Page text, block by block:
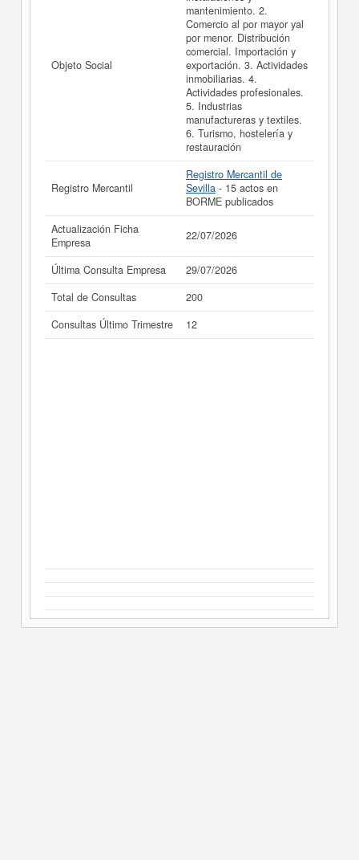
realizado el 22/07/2026.
Objeto Social
mantenimiento. 2.
Comercio al por mayor yal
por menor. Distribución
comercial. Importación y
exportación. 3. Actividades
inmobiliarias. 4.
Actividades profesionales.
5. Industrias
manufactureras y textiles.
6. Turismo, hostelería y
restauración
Registro Mercantil
Registro Mercantil de
Sevilla - 15 actos en
BORME publicados
Actualización Ficha
Empresa
22/07/2026
Última Consulta Empresa
29/07/2026
Total de Consultas
200
Consultas Último Trimestre
12